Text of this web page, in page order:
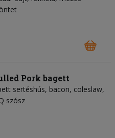
Pork bagett
sertéshús, bacon, coleslaw,
szósz